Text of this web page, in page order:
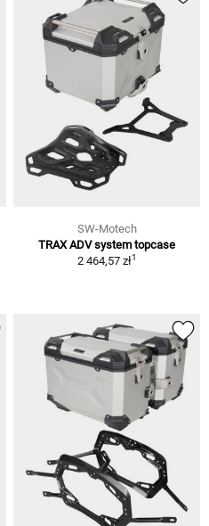
SW-Motech
TRAX ADV system topcase
2 464,57 zł1